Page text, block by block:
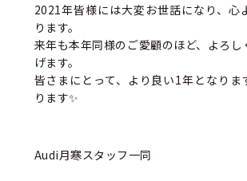
2021年皆様には大変お世話になり、心
ります。
来年も本年同様のご愛顧のほど、よろし
げます。
皆さまにとって、より良い1年となりま
ります✨
Audi月寒スタッフ一同